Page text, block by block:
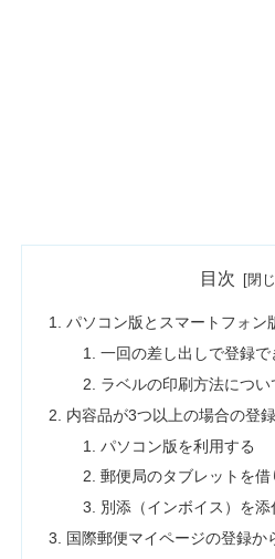
目次
パソコン版とスマートフォン
一回の差し出しで登録
ラベルの印刷方法につい
内容品が3つ以上の場合の登
パソコン版を利用する
郵便局のタブレットを借
別添（インボイス）を添
国際郵便マイページの登録か